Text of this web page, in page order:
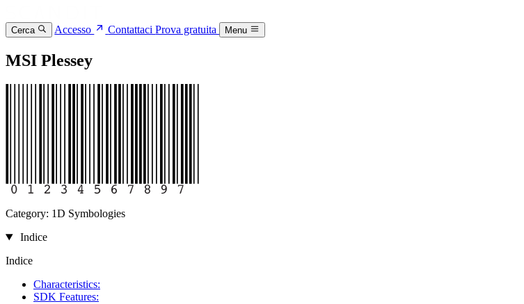
Cerca Accesso ContattaciProva gratuita Menu
MSI Plessey
Category: 1D Symbologies
Indice
Indice
Characteristics:
SDK Features: